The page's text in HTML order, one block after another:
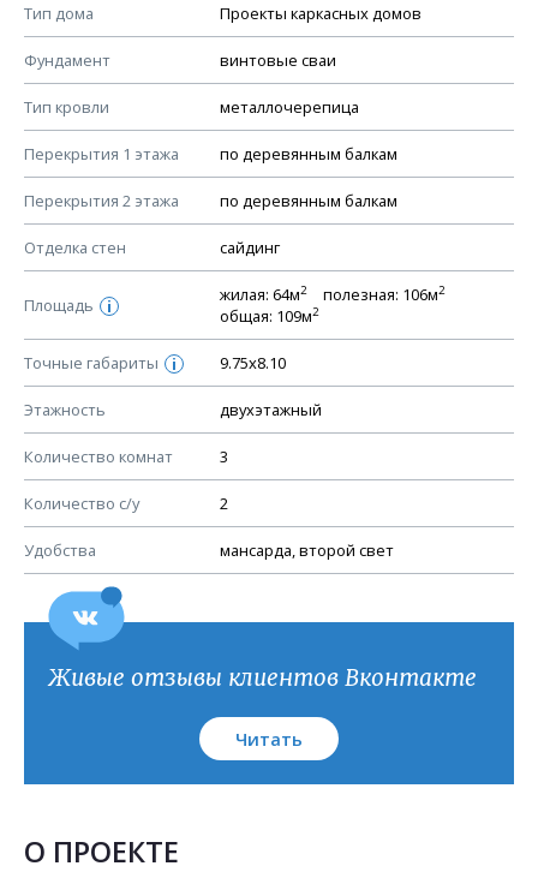
Тип дома Проекты каркасных домов
Фундамент винтовые сваи
Тип кровли металлочерепица
Перекрытия 1 этажа по деревянным балкам
Перекрытия 2 этажа по деревянным балкам
Отделка стен сайдинг
Площадь i
жилая: 64м2 полезная: 106м2
общая: 109м2
Точные габариты i 9.75х8.10
Этажность двухэтажный
Количество комнат 3
Количество с/у 2
Удобства мансарда, второй свет
КОНСТРУКТИВНЫЕ РЕШЕНИЯ (КР)
Ведомость рабочих чертежей основного комплекта КР
План фундамента
Устройство фундамента, спецификация материалов
Планы перекрытий этажей, спецификация элементов
Устройство перекрытий
Устройство стен
Спецификация материалов стен
Схема расположения лаг чердака (если есть)
Схема расположения элементов стропил
Спецификация элементов стропил
Устройство стропильной системы
Узлы устройства кровли
План кровли
Живые отзывы клиентов Вконтакте
Читать
О ПРОЕКТЕ